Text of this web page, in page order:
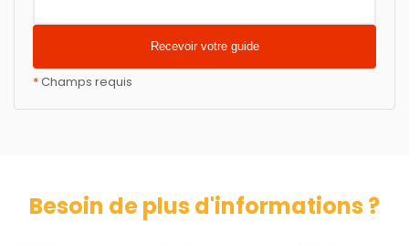
*Champs requis
Besoin de plus d'informations ?